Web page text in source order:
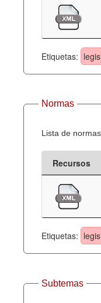
Etiquetas:
Normas
Lista de
Recursos
Etiquetas:
Subtemas